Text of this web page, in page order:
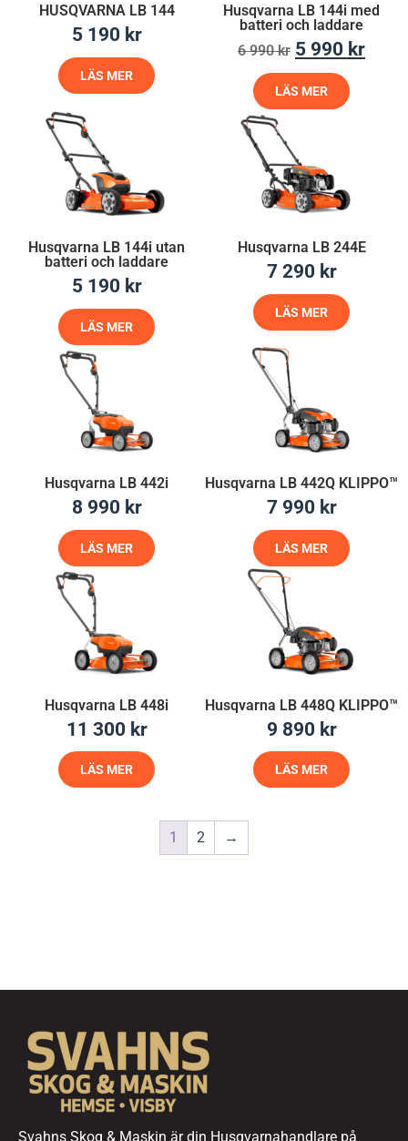
HUSQVARNA LB 144
5 190 kr
LÄS MER
Husqvarna LB 144i med
batteri och laddare
6 990kr 5 990 kr
LÄS MER
Husqvarna LB 144i utan
batteri och laddare
5 190 kr
LÄS MER
Husqvarna LB 244E
7 290 kr
LÄS MER
Husqvarna LB 442i
8 990 kr
LÄS MER
Husqvarna LB 442Q KLIPPO™
7 990 kr
LÄS MER
Husqvarna LB 448i
11 300 kr
LÄS MER
Husqvarna LB 448Q KLIPPO™
9 890 kr
LÄS MER
1 2 →
Svahns Skog & Maskin är din Husqvarnahandlare på